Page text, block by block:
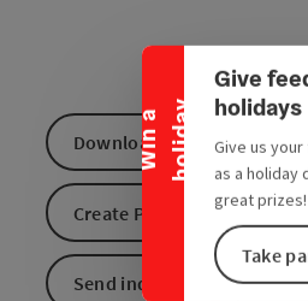
W
i
n
a
h
o
l
i
d
a y
Collapse banner
Give
holidays
Give us
as a holiday
great prizes!
Take
Download GPS data
Create PDF
Send inquiry